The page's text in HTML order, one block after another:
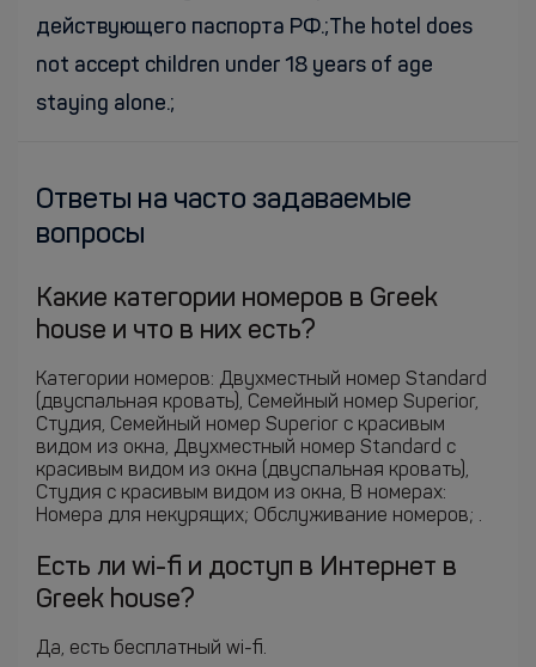
действующего паспорта РФ.;The hotel does
not accept children under 18 years of age
staying alone.;
Ответы на часто задаваемые
вопросы
Какие категории номеров в Greek
house и что в них есть?
Категории номеров: Двухместный номер Standard
(двуспальная кровать), Семейный номер Superior,
Студия, Семейный номер Superior с красивым
видом из окна, Двухместный номер Standard с
красивым видом из окна (двуспальная кровать),
Студия с красивым видом из окна, В номерах:
Номера для некурящих; Обслуживание номеров; .
Есть ли wi-fi и доступ в Интернет в
Greek house?
Да, есть бесплатный wi-fi.